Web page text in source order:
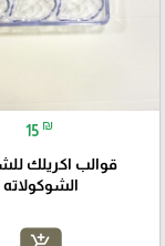
15 ₪
قوالب اكريلك
الشوكولاته